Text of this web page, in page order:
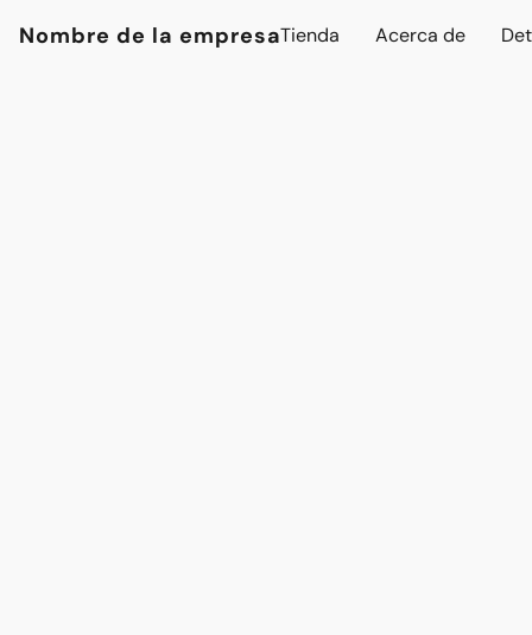
Nombre de la empresaTienda Acerca de